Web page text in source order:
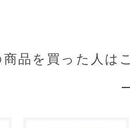
商品を買った人は